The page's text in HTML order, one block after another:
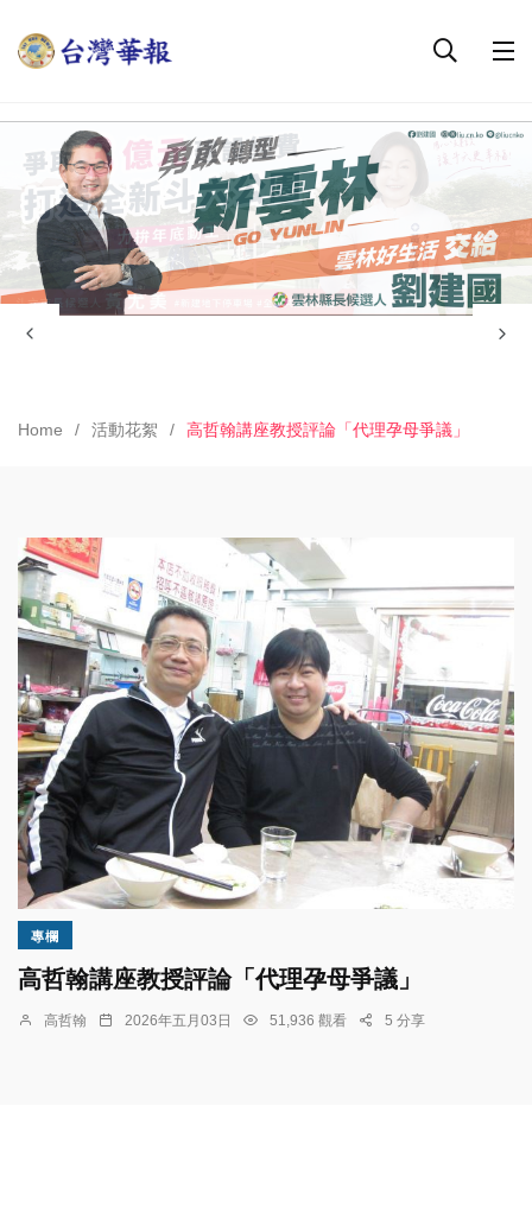
Home 活動花絮 高哲翰講座教授評論「代理孕母爭議」
專欄
高哲翰講座教授評論「代理孕母爭議」
高哲翰 2026年五月03日 51,936 觀看 5 分享